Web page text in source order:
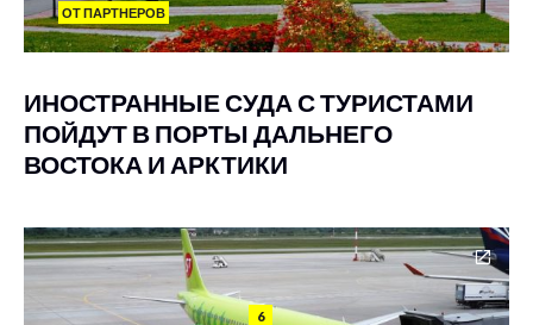
ОТ ПАРТНЕРОВ
ИНОСТРАННЫЕ СУДА С ТУРИСТАМИ
ПОЙДУТ В ПОРТЫ ДАЛЬНЕГО
ВОСТОКА И АРКТИКИ
6